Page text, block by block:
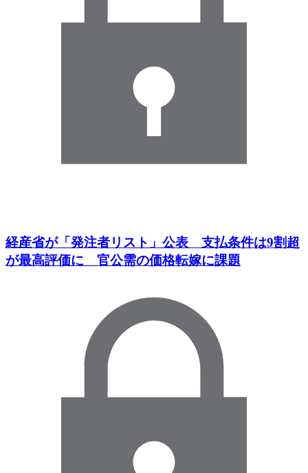
経産省が「発注者リスト」公表 支払条件は9割超
が最高評価に 官公需の価格転嫁に課題